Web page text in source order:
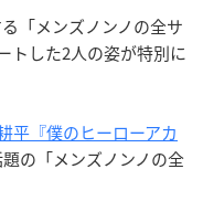
「メンズノンノの全サ
トした2人の姿が特別に
平『僕のヒーローアカ
の「メンズノンノの全